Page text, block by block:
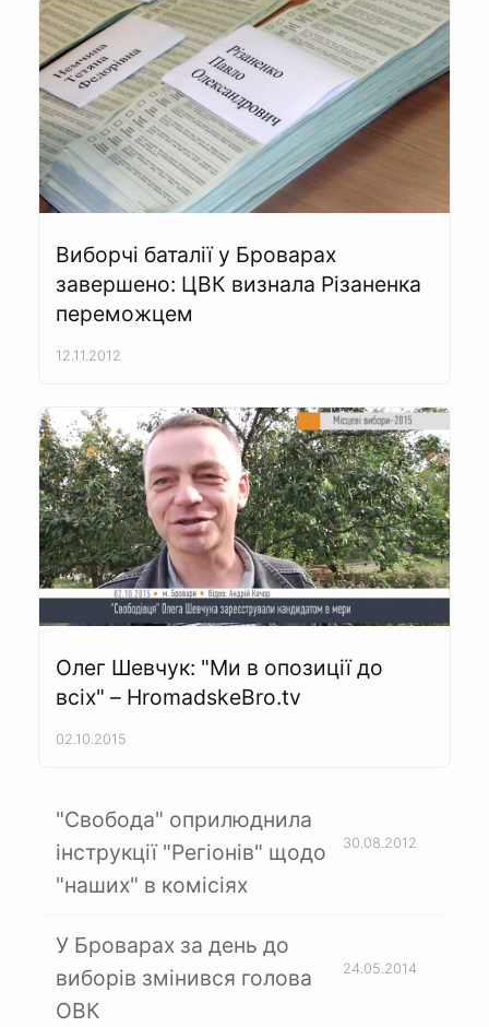
Виборчі баталії у Броварах
завершено: ЦВК визнала Різаненка
переможцем
12.11.2012
Олег Шевчук: "Ми в опозиції до
всіх" – HromadskeBro.tv
02.10.2015
"Свобода" оприлюднила
інструкції "Регіонів" щодо
"наших" в комісіях
30.08.2012
У Броварах за день до
виборів змінився голова
ОВК
24.05.2014